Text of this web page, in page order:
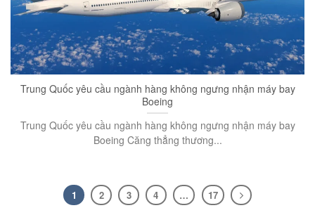
Trung Quốc yêu cầu ngành hàng không ngưng nhận máy bay
Boeing
Trung Quốc yêu cầu ngành hàng không ngưng nhận máy bay
Boeing Căng thẳng thương...
1 2 3 4 … 17